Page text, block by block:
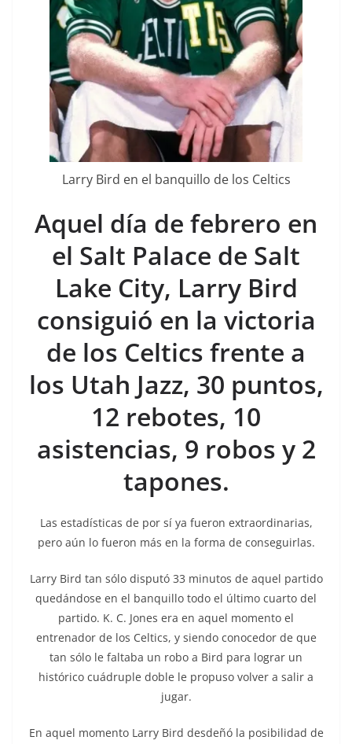
Larry Bird en el banquillo de los Celtics
Aquel día de febrero en
el Salt Palace de Salt
Lake City, Larry Bird
consiguió en la victoria
de los Celtics frente a
los Utah Jazz, 30 puntos,
12 rebotes, 10
asistencias, 9 robos y 2
tapones.
Las estadísticas de por sí ya fueron extraordinarias,
pero aún lo fueron más en la forma de conseguirlas.
Larry Bird tan sólo disputó 33 minutos de aquel partido
quedándose en el banquillo todo el último cuarto del
partido. K. C. Jones era en aquel momento el
entrenador de los Celtics, y siendo conocedor de que
tan sólo le faltaba un robo a Bird para lograr un
histórico cuádruple doble le propuso volver a salir a
jugar.
En aquel momento Larry Bird desdeñó la posibilidad de